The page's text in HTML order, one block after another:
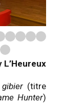
(titre
Hunter)